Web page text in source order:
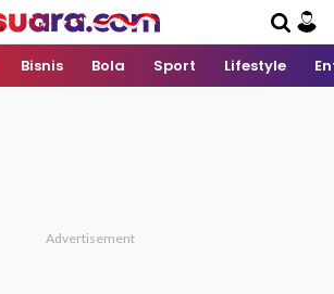
Bisnis Bola Sport Lifestyle